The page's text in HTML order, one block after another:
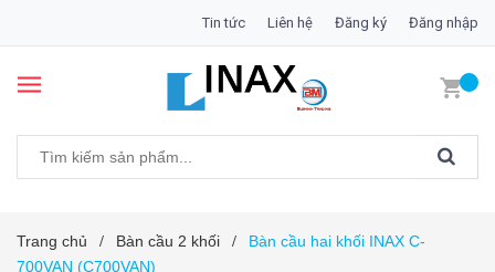
Tin tức Liên hệ Đăng ký Đăng nhập
Trang chủ / Bàn cầu 2 khối /
Bàn cầu hai khối INAX C-
700VAN (C700VAN)